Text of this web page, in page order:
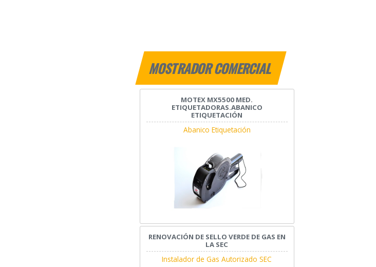
MOSTRADOR COMERCIAL
MOTEX MX5500 MED.
ETIQUETADORAS.ABANICO
ETIQUETACIÓN
Abanico Etiquetación
RENOVACIÓN DE SELLO VERDE DE GAS EN
LA SEC
Instalador de Gas Autorizado SEC